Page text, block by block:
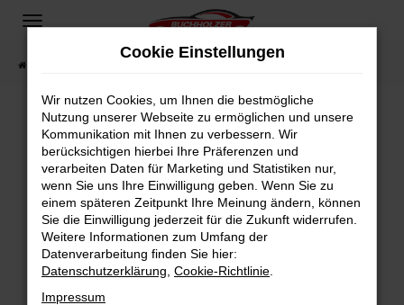
Zum
springen
Fahrzeugsuche
Fehler: Network Error
Beim Laden ist ein Fehler aufgetreten.
Hier sind ein paar Tipps, die dir helfen können:
Überprüfe deine Firewall und deine
Internetverbindung.
Laden andere Webseiten, zum Beispiel deine
Suchmaschine?
Cookie Einstellungen
Wir nutzen Cookies, um Ihnen die bestmögliche
Nutzung unserer Webseite zu ermöglichen und unsere
Kommunikation mit Ihnen zu verbessern. Wir
berücksichtigen hierbei Ihre Präferenzen und
verarbeiten Daten für Marketing und Statistiken nur,
wenn Sie uns Ihre Einwilligung geben. Wenn Sie zu
einem späteren Zeitpunkt Ihre Meinung ändern, können
Sie die Einwilligung jederzeit für die Zukunft widerrufen.
Weitere Informationen zum Umfang der
Datenverarbeitung finden Sie hier:
Datenschutzerklärung Cookie-Richtlinie
Impressum